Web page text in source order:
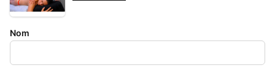
Nom